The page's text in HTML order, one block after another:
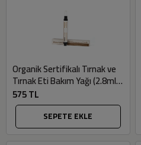
Organik Sertifikalı Tırnak ve
Tırnak Eti Bakım Yağı (2.8ml)
- Bionaturca
575 TL
SEPETE EKLE